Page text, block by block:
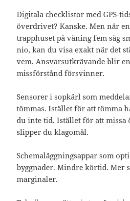
Digitala checklistor med GPS-
överdrivet? Kanske. Men när
trapphuset på våning fem såg
nio, kan du visa exakt när det
vem. Ansvarsutkrävande blir
missförstånd försvinner.
Sensorer i sopkärl som
tömmas. Istället för att tömma
du inte tid. Istället för att
slipper du klagomål.
Schemaläggningsappar som
byggnader. Mindre körtid. Mer
marginaler.